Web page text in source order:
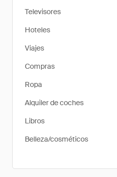
Televisores
Hoteles
Viajes
Compras
Ropa
Alquiler de coches
Libros
Belleza/cosméticos